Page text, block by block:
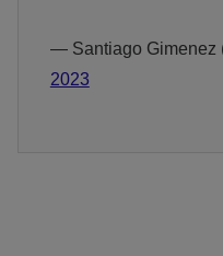
— Santiago Gimenez
2023